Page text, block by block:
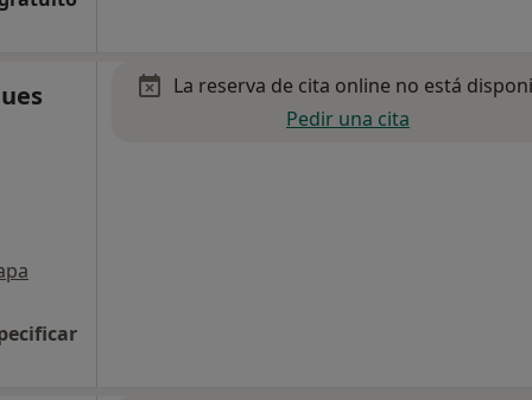
La reserva de cita online no está
Pedir una cita